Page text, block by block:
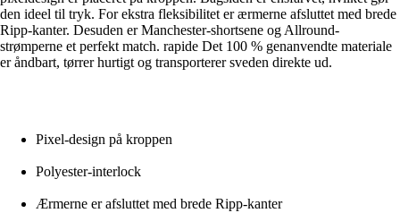
den ideel til tryk. For ekstra fleksibilitet er ærmerne afsluttet med brede
Ripp-kanter. Desuden er Manchester-shortsene og Allround-
strømperne et perfekt match. rapide Det 100 % genanvendte materiale
er åndbart, tørrer hurtigt og transporterer sveden direkte ud.
Pixel-design på kroppen
Polyester-interlock
Ærmerne er afsluttet med brede Ripp-kanter